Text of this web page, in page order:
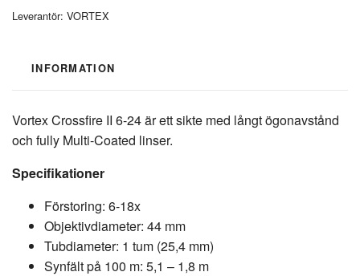
Leverantör: VORTEX
INFORMATION
Vortex Crossfire II 6-24 är ett sikte med långt ögonavstånd
och fully Multi-Coated linser.
Specifikationer
Förstoring: 6-18x
Objektivdiameter: 44 mm
Tubdiameter: 1 tum (25,4 mm)
Synfält på 100 m: 5,1 – 1,8 m